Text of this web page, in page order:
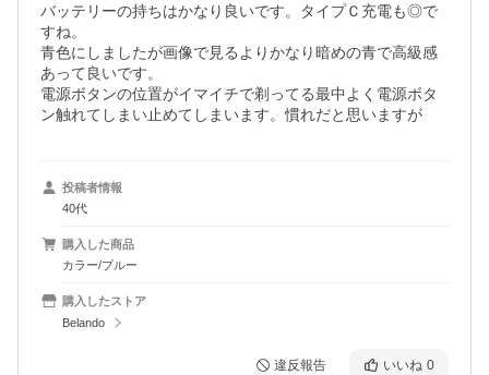
バッテリーの持ちはかなり良いです。タイプＣ充電も◎で
すね。
青色にしましたが画像で見るよりかなり暗めの青で高級感
あって良いです。
電源ボタンの位置がイマイチで剃ってる最中よく電源ボタ
ン触れてしまい止めてしまいます。慣れだと思いますが
投稿者情報
40代
購入した商品
カラー/ブルー
購入したストア
Belando
違反報告 いいね 0